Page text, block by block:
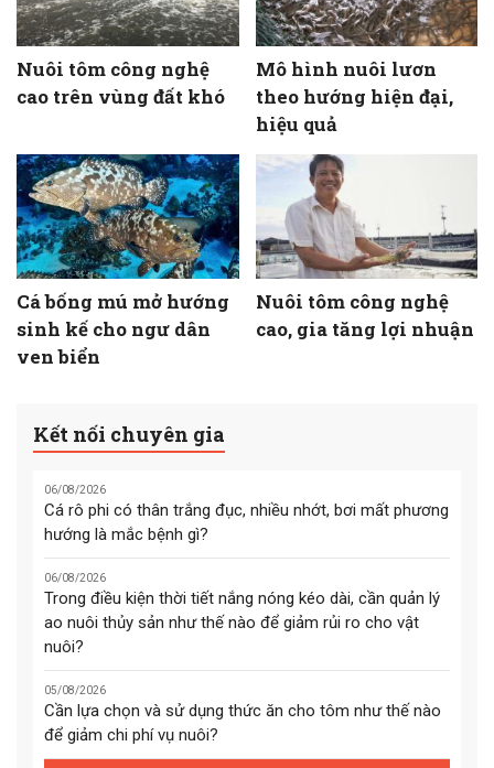
Nuôi tôm công nghệ
cao trên vùng đất khó
Mô hình nuôi lươn
theo hướng hiện đại,
hiệu quả
Cá bống mú mở hướng
sinh kế cho ngư dân
ven biển
Nuôi tôm công nghệ
cao, gia tăng lợi nhuận
Kết nối chuyên gia
06/08/2026
Cá rô phi có thân trắng đục, nhiều nhớt, bơi mất phương
hướng là mắc bệnh gì?
06/08/2026
Trong điều kiện thời tiết nắng nóng kéo dài, cần quản lý
ao nuôi thủy sản như thế nào để giảm rủi ro cho vật
nuôi?
05/08/2026
Cần lựa chọn và sử dụng thức ăn cho tôm như thế nào
để giảm chi phí vụ nuôi?